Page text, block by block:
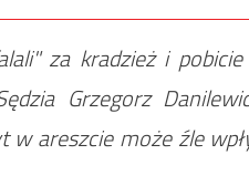
za kradzież i pobicie
Grzegorz
areszcie może źle